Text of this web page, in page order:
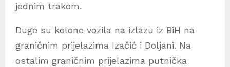
jednim trakom.
Duge su kolone vozila na izlazu iz BiH na
graničnim prijelazima Izačić i Doljani. Na
ostalim graničnim prijelazima putnička